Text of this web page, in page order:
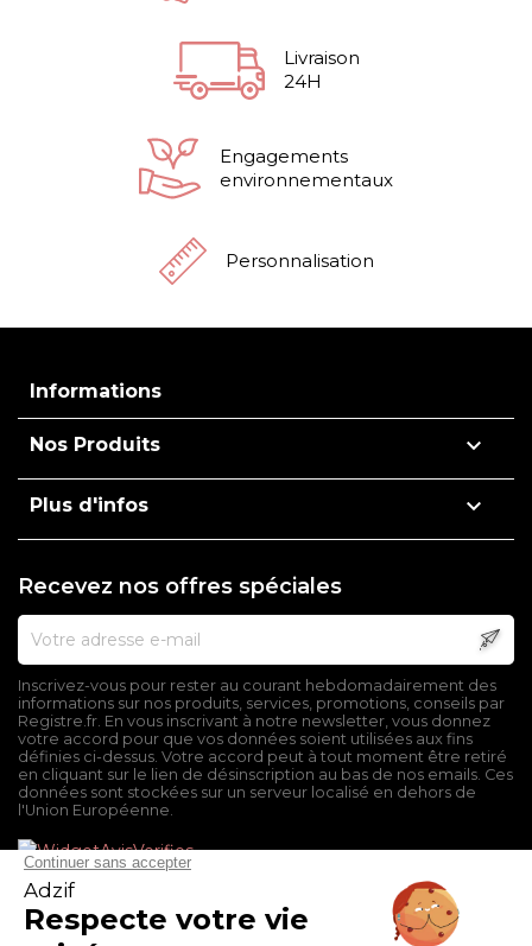
Livraison
24H
Engagements
environnementaux
Personnalisation
Informations
Nos Produits 
Plus d'infos 
Recevez nos offres spéciales
Inscrivez-vous pour rester au courant hebdomadairement des
informations sur nos produits, services, promotions, conseils par
Registre.fr. En vous inscrivant à notre newsletter, vous donnez
votre accord pour que vos données soient utilisées aux fins
définies ci-dessus. Votre accord peut à tout moment être retiré
en cliquant sur le lien de désinscription au bas de nos emails. Ces
données sont stockées sur un serveur localisé en dehors de
l'Union Européenne.